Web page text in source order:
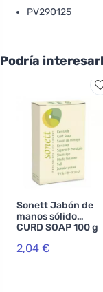
PV290125
Podría
Sonett Jabón de
manos sólido
CURD SOAP 100 g
2,04 €